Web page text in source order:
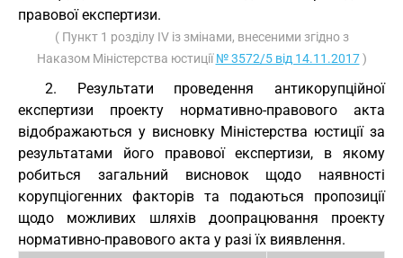
правової експертизи.
( Пункт 1 розділу IV із змінами, внесеними згідно з
Наказом Міністерства юстиції№ 3572/5 від 14.11.2017)
2. Результати проведення антикорупційної
експертизи проекту нормативно-правового акта
відображаються у висновку Міністерства юстиції за
результатами його правової експертизи, в якому
робиться загальний висновок щодо наявності
корупціогенних факторів та подаються пропозиції
щодо можливих шляхів доопрацювання проекту
нормативно-правового акта у разі їх виявлення.